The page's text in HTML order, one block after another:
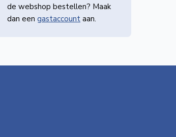
de webshop bestellen? Maak
dan een gastaccount aan.